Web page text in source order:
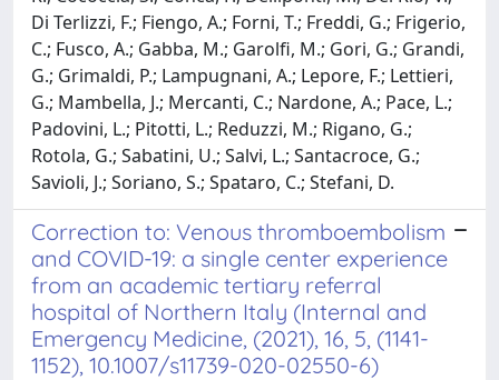
Di Terlizzi, F.; Fiengo, A.; Forni, T.; Freddi, G.; Frigerio,
C.; Fusco, A.; Gabba, M.; Garolfi, M.; Gori, G.; Grandi,
G.; Grimaldi, P.; Lampugnani, A.; Lepore, F.; Lettieri,
G.; Mambella, J.; Mercanti, C.; Nardone, A.; Pace, L.;
Padovini, L.; Pitotti, L.; Reduzzi, M.; Rigano, G.;
Rotola, G.; Sabatini, U.; Salvi, L.; Santacroce, G.;
Savioli, J.; Soriano, S.; Spataro, C.; Stefani, D.
Correction to: Venous thromboembolism
and COVID-19: a single center experience
from an academic tertiary referral
hospital of Northern Italy (Internal and
Emergency Medicine, (2021), 16, 5, (1141-
1152), 10.1007/s11739-020-02550-6)